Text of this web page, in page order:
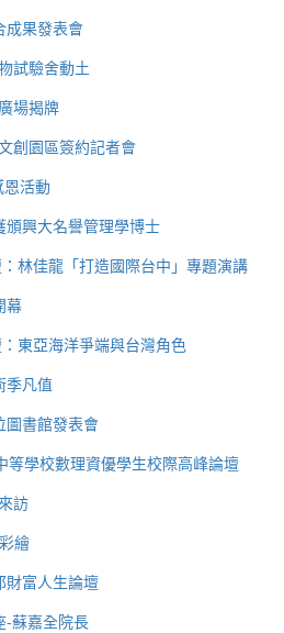
成果發表會
試驗舍動土
場揭牌
創園區簽約記者會
活動
興大名譽管理學博士
林佳龍「打造國際台中」專題演講
幕
東亞海洋爭端與台灣角色
季凡值
圖書館發表會
等學校數理資優學生校際高峰論壇
訪
繪
財富人生論壇
-蘇嘉全院長